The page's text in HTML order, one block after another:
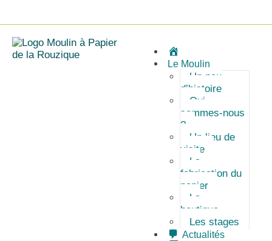
c
u
l
Le Moulin
Un peu
d’histoire
Qui
sommes-nous
?
Un lieu de
visite
La
fabrication du
papier
La
boutique
Les stages
Actualités